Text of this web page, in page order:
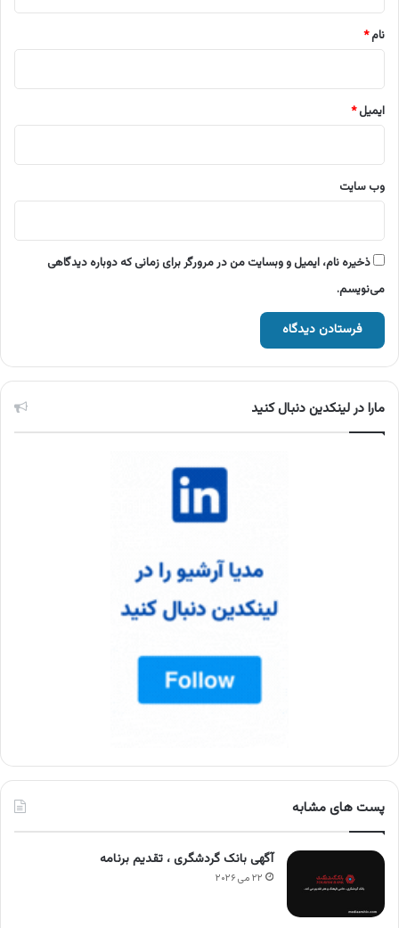
نام*
ایمیل*
وب‌ سایت
ذخیره نام، ایمیل و وبسایت من در مرورگر برای زمانی که دوباره دیدگاهی
می‌نویسم.
مارا در لینکدین دنبال کنید
پست های مشابه
آگهی بانک گردشگری ، تقدیم برنامه
۲۲ می ۲۰۲۶